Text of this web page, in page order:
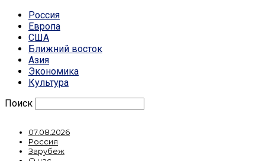
Россия
Европа
США
Ближний восток
Азия
Экономика
Культура
Поиск
07.08.2026
Россия
Зарубеж